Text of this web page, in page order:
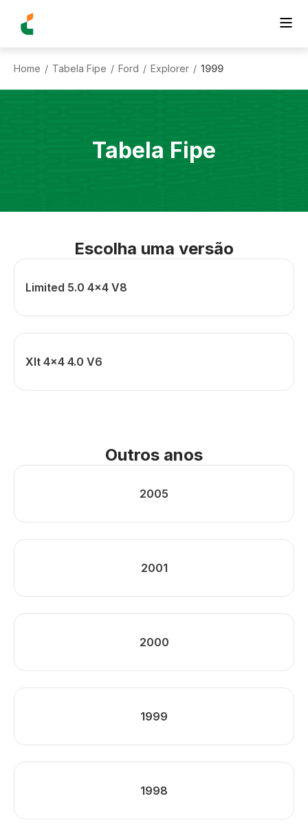
Home / Tabela Fipe / Ford / Explorer / 1999
Tabela Fipe
Escolha uma versão
Limited 5.0 4x4 V8
Xlt 4x4 4.0 V6
Outros anos
2005
2001
2000
1999
1998